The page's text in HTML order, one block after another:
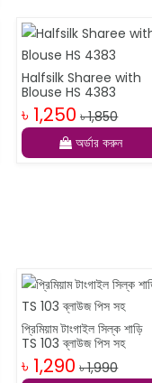
Halfsilk Sharee with
Blouse HS 4383
৳ 1,250 ৳ 1,850
অর্ডার করুন
প্রিমিয়াম টাংগাইল সিল্ক শাড়ি
TS 103 ব্লাউজ পিস সহ
৳ 1,290 ৳ 1,990